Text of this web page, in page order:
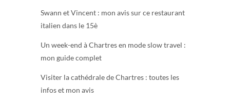
Swann et Vincent : mon avis sur ce restaurant
italien dans le 15è
Un week-end à Chartres en mode slow travel :
mon guide complet
Visiter la cathédrale de Chartres : toutes les
infos et mon avis